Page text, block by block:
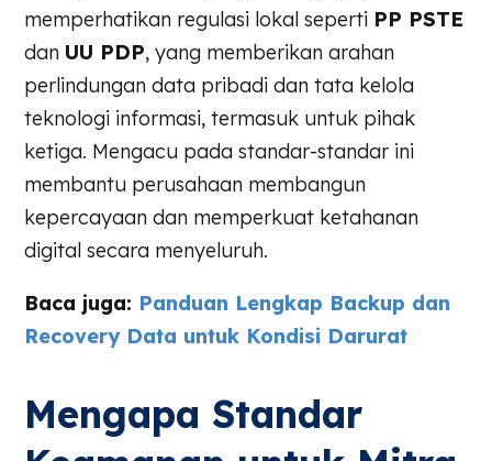
memperhatikan regulasi lokal seperti PP PSTE
dan UU PDP, yang memberikan arahan
perlindungan data pribadi dan tata kelola
teknologi informasi, termasuk untuk pihak
ketiga. Mengacu pada standar-standar ini
membantu perusahaan membangun
kepercayaan dan memperkuat ketahanan
digital secara menyeluruh.
Baca juga: Panduan Lengkap Backup dan
Recovery Data untuk Kondisi Darurat
Mengapa Standar